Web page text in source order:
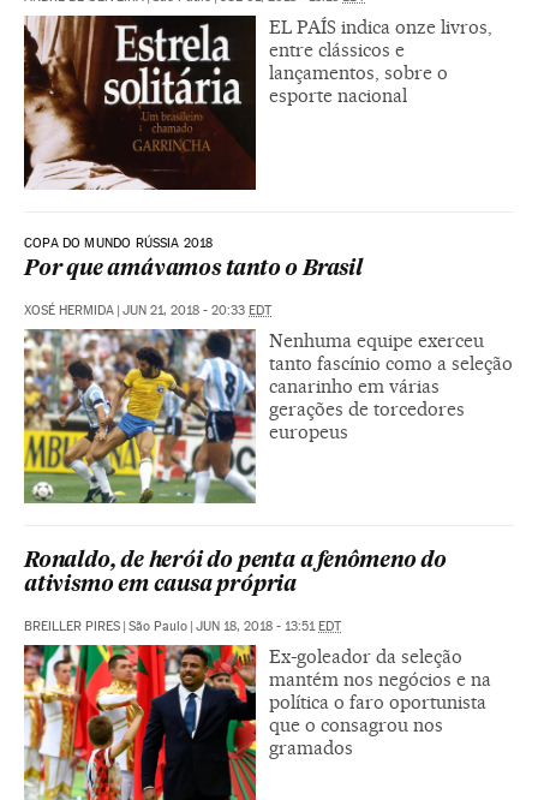
EL PAÍS indica onze livros,
entre clássicos e
lançamentos, sobre o
esporte nacional
COPA DO MUNDO RÚSSIA 2018
Por que amávamos tanto o Brasil
XOSÉ HERMIDA | JUN 21, 2018 - 20:33 EDT
Nenhuma equipe exerceu
tanto fascínio como a seleção
canarinho em várias
gerações de torcedores
europeus
Ronaldo, de herói do penta a fenômeno do
ativismo em causa própria
BREILLER PIRES | São Paulo | JUN 18, 2018 - 13:51EDT
Ex-goleador da seleção
mantém nos negócios e na
política o faro oportunista
que o consagrou nos
gramados